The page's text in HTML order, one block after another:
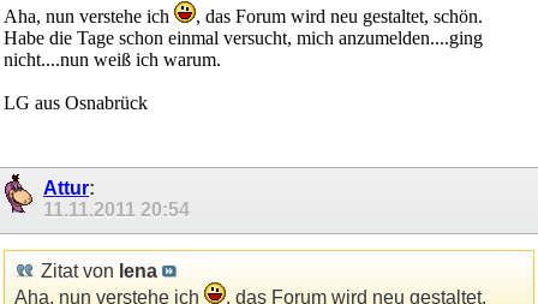
Aha, nun verstehe ich
, das Forum wird neu gestaltet, schön.
Habe die Tage schon einmal versucht, mich anzumelden....ging
nicht....nun weiß ich warum.
LG aus Osnabrück
Attur:
11.11.2011 20:54
Zitat von lena
Aha, nun verstehe ich
, das Forum wird neu gestaltet,